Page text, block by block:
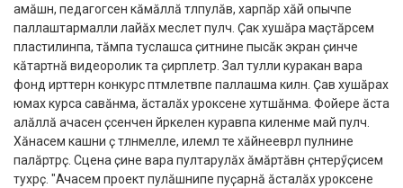
амӑшӗн, педагогсен кӑмӑллӑ тӗлпулӑвӗ, харпӑр хӑй опычӗпе
паллаштармалли лайӑх меслет пулчӗ. Ҫак хушӑра маҫтӑрсем
пластилинпа, тӑмпа туслашса ҫитнине пысӑк экран ҫинче
кӑтартнӑ видеоролик та ҫирӗплетрӗ. Зал тулли куракан вара
фонд ирттернӗ конкурс пӗтӗмлетӗвӗпе паллашма килнӗ. Ҫав хушӑрах
юмах курса савӑнма, ӑсталӑх урокӗсене хутшӑнма. Фойере ӑста
алӑллӑ ачасен ӗҫӗсенчен йӗркеленӗ куравпа киленме май пулчӗ.
Хӑнасем кашни ӗҫ тӗлӗнмелле, илемлӗ те хӑйнеевӗрлӗ пулнине
палӑртрӗҫ. Сцена ҫине вара пултарулӑх ӑмӑртӑвӗн ҫӗнтерӳҫисем
тухрӗҫ. "Ачасем проект пулӑшнипе пуҫарнӑ ӑсталӑх урокӗсене